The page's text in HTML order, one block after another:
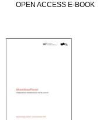
OPEN AC­CESS E-BOOK